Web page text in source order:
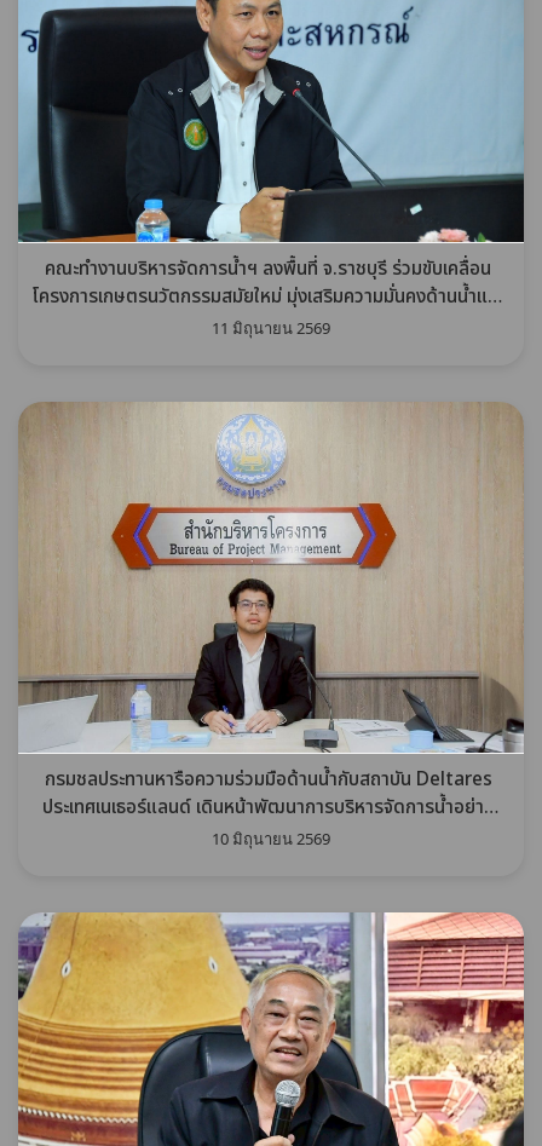
คณะทำงานบริหารจัดการน้ำฯ ลงพื้นที่ จ.ราชบุรี ร่วมขับเคลื่อน
โครงการเกษตรนวัตกรรมสมัยใหม่ มุ่งเสริมความมั่นคงด้านน้ำและ
พัฒนาคุณภาพชีวิตเกษตรกรไทย
11 มิถุนายน 2569
กรมชลประทานหารือความร่วมมือด้านน้ำกับสถาบัน Deltares
ประเทศเนเธอร์แลนด์ เดินหน้าพัฒนาการบริหารจัดการน้ำอย่าง
ยั่งยืน
10 มิถุนายน 2569